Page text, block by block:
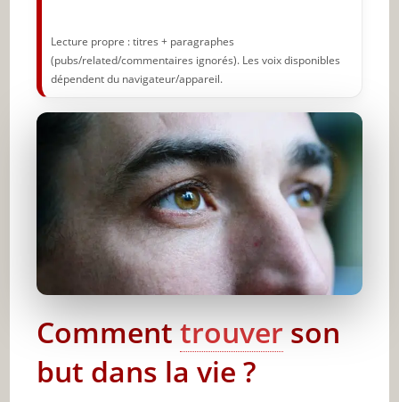
personnelle
Méditez à vos intentions
Arrêtez de vouloir faire plaisir à tout le monde
Faites une liste des actions nécessaires
Relisez votre journal
Évitez les activités qui vous distraient de votre
Conclusion
Lecture propre : titres + paragraphes
(pubs/related/commentaires ignorés). Les voix disponibles
dépendent du navigateur/appareil.
Commenttrouverson
but dans la vie ?